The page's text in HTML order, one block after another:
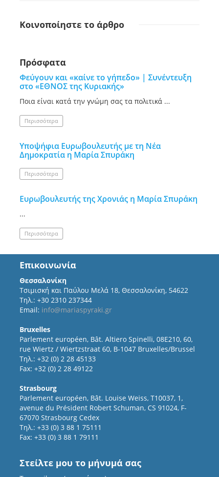
Κοινοποίηστε το άρθρο
Πρόσφατα
Φεύγουν και «καίνε το γήπεδο» | Συνέντευξη
στο «ΕΘΝΟΣ της Κυριακής»
Ποια είναι κατά την γνώμη σας τα πολιτικά ...
Περισσότερα
Υποψήφια Ευρωβουλευτής με τη Νέα
Δημοκρατία η Μαρία Σπυράκη
Περισσότερα
Ευρωβουλευτής της Χρονιάς η Μαρία Σπυράκη
...
Περισσότερα
Επικοινωνία
Θεσσαλονίκη
Τσιμισκή και Παύλου Μελά 18, Θεσσαλονίκη, 54622
Τηλ.: +30 2310 237344
Email: info@mariaspyraki.gr
Bruxelles
Parlement européen, Bât. Altiero Spinelli, 08E210, 60,
rue Wiertz / Wiertzstraat 60, B-1047 Bruxelles/Brussel
Τηλ.: +32 (0) 2 28 45133
Fax: +32 (0) 2 28 49122
Strasbourg
Parlement européen, Bât. Louise Weiss, T10037, 1,
avenue du Président Robert Schuman, CS 91024, F-
67070 Strasbourg Cedex
Τηλ.: +33 (0) 3 88 1 75111
Fax: +33 (0) 3 88 1 79111
Στείλτε μου το μήνυμά σας